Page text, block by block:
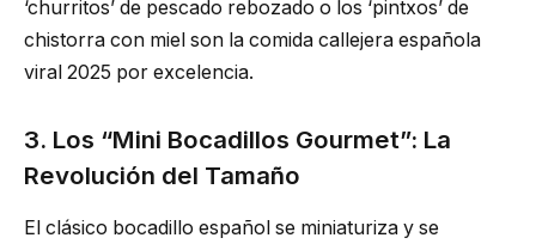
‘churritos’ de pescado rebozado o los ‘pintxos’ de
chistorra con miel son la comida callejera española
viral 2025 por excelencia.
3. Los “Mini Bocadillos Gourmet”: La
Revolución del Tamaño
El clásico bocadillo español se miniaturiza y se